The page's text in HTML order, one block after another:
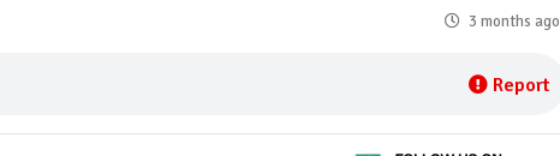
3 months ago
Report